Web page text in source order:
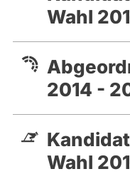
Wahl
2014 -
Wahl